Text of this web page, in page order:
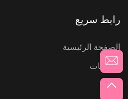
رابط سريع
الصفحة الرئيسية
المنتجات
عنّا